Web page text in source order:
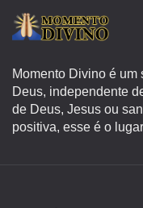
Momento Divino é um
Deus, independente
de Deus, Jesus ou
positiva, esse é o